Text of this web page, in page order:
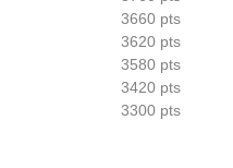
3660 pts
3620 pts
3580 pts
3420 pts
3300 pts